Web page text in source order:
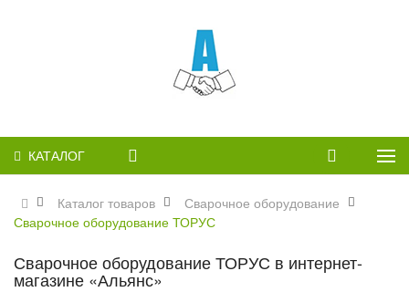
КАТАЛОГ
Каталог товаров
Сварочное оборудование
Сварочное оборудование ТОРУС
Сварочное оборудование ТОРУС в интернет-
магазине «Альянс»